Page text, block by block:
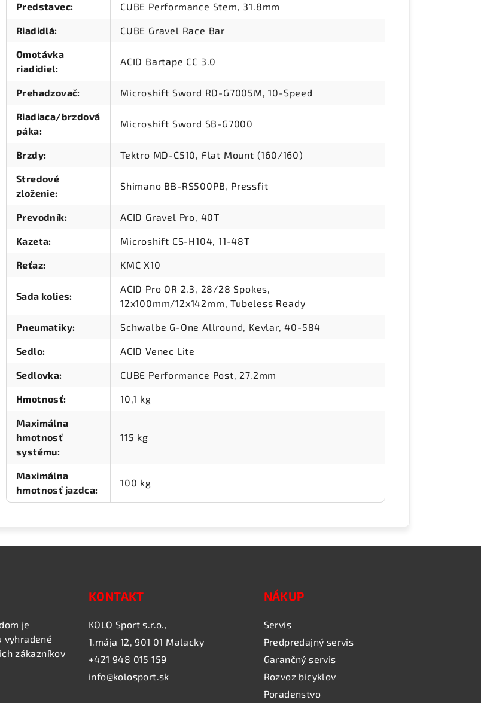
Predstavec: CUBE Performance Stem, 31.8mm
Riadidlá: CUBE Gravel Race Bar
Omotávka
riadidiel:
ACID Bartape CC 3.0
Prehadzovač: Microshift Sword RD-G7005M, 10-Speed
Riadiaca/brzdová
páka:
Microshift Sword SB-G7000
Brzdy: Tektro MD-C510, Flat Mount (160/160)
Stredové
zloženie:
Shimano BB-RS500PB, Pressfit
Prevodník: ACID Gravel Pro, 40T
Kazeta: Microshift CS-H104, 11-48T
Reťaz: KMC X10
Sada kolies:
ACID Pro OR 2.3, 28/28 Spokes,
12x100mm/12x142mm, Tubeless Ready
Pneumatiky: Schwalbe G-One Allround, Kevlar, 40-584
Sedlo: ACID Venec Lite
Sedlovka: CUBE Performance Post, 27.2mm
Hmotnosť: 10,1 kg
Maximálna
hmotnosť
systému:
115 kg
Maximálna
hmotnosť jazdca:
100 kg
je
vyhradené
zákazníkov
KONTAKT
KOLO Sport s.r.o.,
1.mája 12, 901 01 Malacky
+421 948 015 159
info@kolosport.sk
NÁKUP
Servis
Predpredajný servis
Garančný servis
Rozvoz bicyklov
Poradenstvo